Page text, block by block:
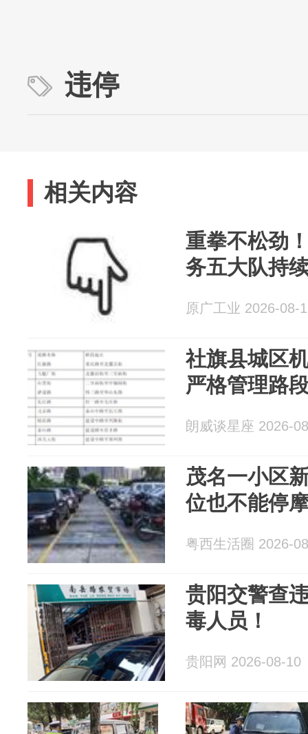
违停
相关内容
重拳不松劲
务五大队持
原广工业 2026-08-
社旗县城区
严格管理路
朗威谈星座 2026-
茂名一小区
位也不能停
粤西生活圈 2026-
贵阳交警查
毒人员！
贵阳网 2026-08-10